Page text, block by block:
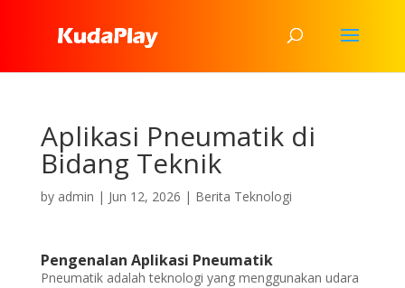
Aplikasi Pneumatik di
Bidang Teknik
by admin | Jun 12, 2026 | Berita Teknologi
Pengenalan Aplikasi Pneumatik
Pneumatik adalah teknologi yang menggunakan udara